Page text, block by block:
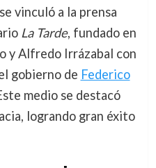
vinculó a la prensa
La Tarde, fundado en
y Alfredo Irrázabal con
gobierno de Federico
medio se destacó
logrando gran éxito